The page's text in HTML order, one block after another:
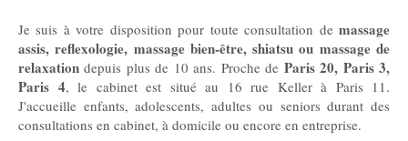
Je suis à votre disposition pour toute consultation de massage
assis, reflexologie, massage bien-être, shiatsu ou massage de
relaxation depuis plus de 10 ans. Proche de Paris 20, Paris 3,
Paris 4, le cabinet est situé au 16 rue Keller à Paris 11.
J'accueille enfants, adolescents, adultes ou seniors durant des
consultations en cabinet, à domicile ou encore en entreprise.